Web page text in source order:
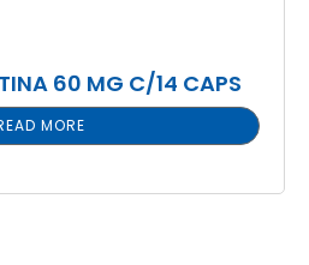
60 MG C/14 CAPS
MORE